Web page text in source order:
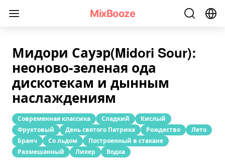
MixBooze
Мидори Сауэр(Midori Sour):
неоново-зеленая ода
дискотекам и дынным
наслаждениям
Современная классика Сладкий
Кислый
Фруктовый
День святого Патрика Рождество
Лето
Бранч
Со льдом
Построенный в стакане
Pазмешанный
Ликер Водка